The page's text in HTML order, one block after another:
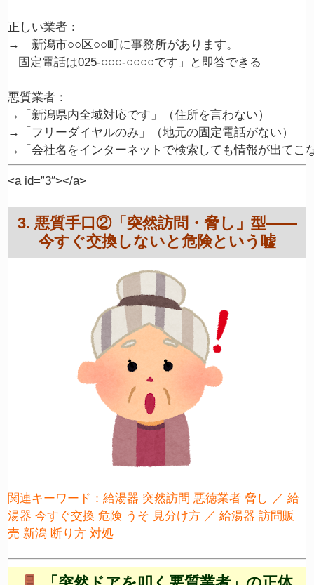
正しい業者：
→「新潟市○○区○○町に事務所があります。
   固定電話は025-○○○-○○○○です」と即答できる
悪質業者：
→「新潟県内全域対応です」（住所を言わない）
→「フリーダイヤルのみ」（地元の固定電話がない）
<a id=”3″></a>
3. 悪質手口②「突然訪問・脅し」型——
今すぐ交換しないと危険という嘘
関連キーワード：給湯器 突然訪問 悪徳業者 脅し ／ 給
湯器 今すぐ交換 危険 うそ 見分け方 ／ 給湯器 訪問販
売 新潟 断り方 対処